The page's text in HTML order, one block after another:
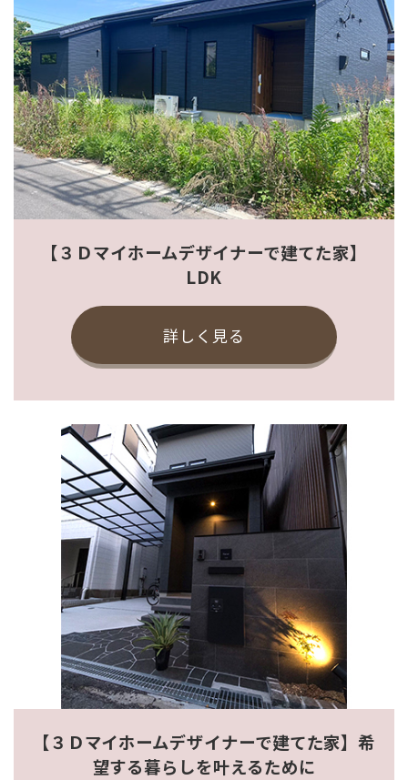
【３Ｄマイホームデザイナーで建てた家】
LDK
詳しく見る
【３Ｄマイホームデザイナーで建てた家】希
望する暮らしを叶えるために